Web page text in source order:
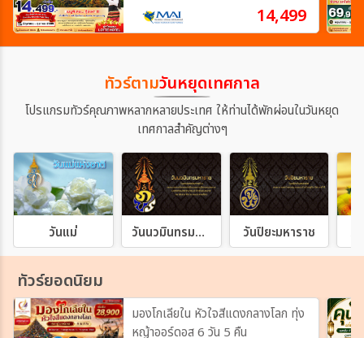
14,499
ทัวร์ตามวันหยุดเทศกาล
โปรแกรมทัวร์คุณภาพหลากหลายประเทศ ให้ท่านได้พักผ่อนในวันหยุด
เทศกาลสำคัญต่างๆ
วันแม่ วันนวมินทรมหาราช วันปิยะมหาราช
ทัวร์ยอดนิยม
มองโกเลียใน หัวใจสีแดงกลางโลก ทุ่ง
หญ้าออร์ดอส 6 วัน 5 คืน